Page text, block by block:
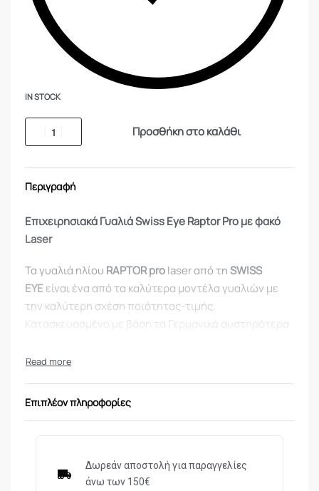
IN STOCK
Προσθήκη στο καλάθι
Περιγραφή
ΕπιχειρησιακάΓυαλιά Swiss Eye Raptor Pro με φακό
Laser
Τα γυαλιά ηλίου RAPTOR prolaser από τηSWISS
EYEείναι ένα από τα καλύτερα μοντέλα γυαλιών με
την καλύτερη σχέση ποιότητας-τιμής.
Κατασκευασμένο με βάση τα Γερμανικά αυστηρότερα
πολυκαρβονικούς και αντιθαμβωτικούς φακούς
αποροφιτικότητα απο τις ακτίνες του ηλίου χάρις την
νανοτεχνολογία που χρησημοποιούν. Ο
έξω) για άνετη περιμετρική προσαρμογή στο
πρόσωπο καθώς και ρυθμιζόμενο-αντιολισθητικό
Επιπλέον πληροφορίες
Δωρεάν αποστολή για παραγγελίες
άνω των 150€